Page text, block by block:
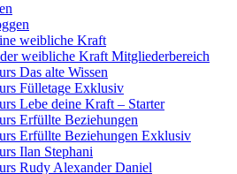
weibliche Kraft
weibliche Kraft Mitgliederbereich
Das alte Wissen
Fülletage Exklusiv
Lebe deine Kraft – Starter
Erfüllte Beziehungen
Erfüllte Beziehungen Exklusiv
Ilan Stephani
Rudy Alexander Daniel